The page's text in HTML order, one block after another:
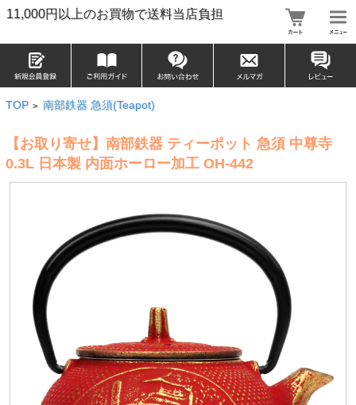
11,000円以上のお買物で送料当店負担
TOP > 南部鉄器 急須(Teapot)
【お取り寄せ】南部鉄器 ティーポット 急須 中尊寺
0.3L 日本製 内面ホーロー加工 OH-442